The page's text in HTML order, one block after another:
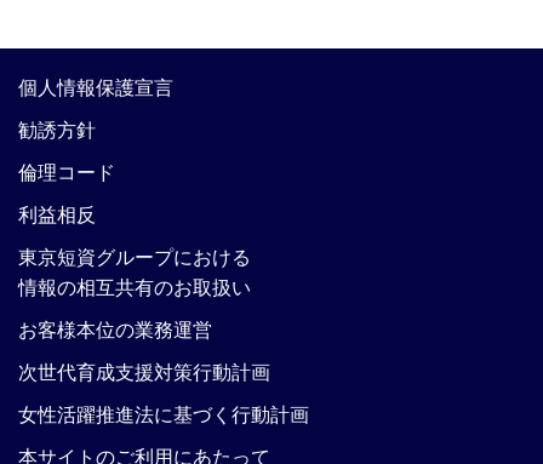
個人情報保護宣言
勧誘方針
倫理コード
利益相反
東京短資グループにおける
情報の相互共有のお取扱い
お客様本位の業務運営
次世代育成支援対策行動計画
女性活躍推進法に基づく行動計画
本サイトのご利用にあたって